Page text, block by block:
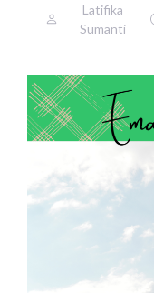
Latifika
Sumanti